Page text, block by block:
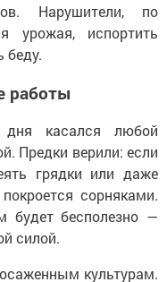
Нарушители, по
урожая, испортить
беду.
работы
дня касался любой
Предки верили: если
грядки или даже
сорняками.
будет бесполезно —
силой.
культурам.